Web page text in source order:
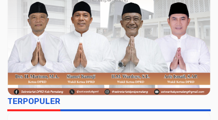
TERPOPULER